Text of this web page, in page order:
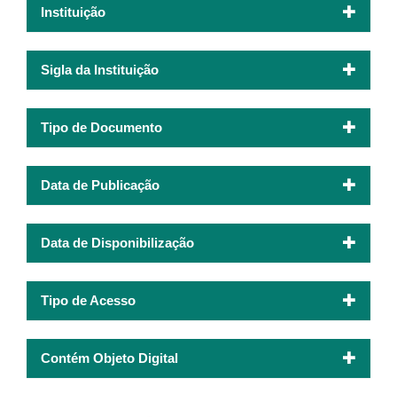
Instituição
Sigla da Instituição
Tipo de Documento
Data de Publicação
Data de Disponibilização
Tipo de Acesso
Contém Objeto Digital